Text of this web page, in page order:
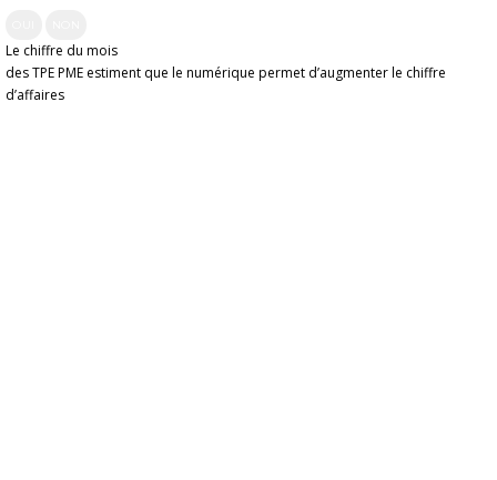
Le chiffre du mois
des TPE PME estiment que le numérique permet d’augmenter le chiffre
d’affaires